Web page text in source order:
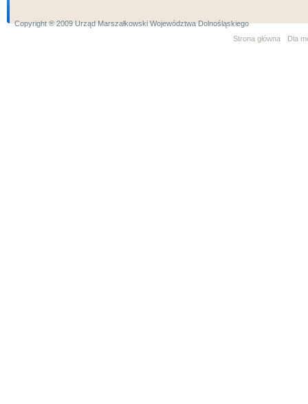
Copyright ® 2009 Urząd Marszałkowski Województwa Dolnośląskiego
Strona główna
Dla